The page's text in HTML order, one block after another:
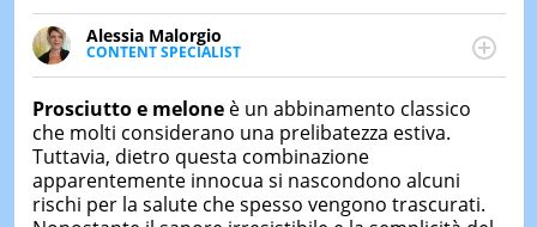
IERI
Alessia Malorgio
CONTENT SPECIALIST
Ha conseguito un Master in Marketing Management
e Google Digital Training su Marketing digitale. Si
occupa della creazione di contenuti in ottica SEO e
dello sviluppo di strategie marketing attraverso
canali digitali.
Prosciutto e meloneè un abbinamento classico
che molti considerano una prelibatezza estiva.
Tuttavia, dietro questa combinazione
apparentemente innocua si nascondono alcuni
rischi per la salute che spesso vengono trascurati.